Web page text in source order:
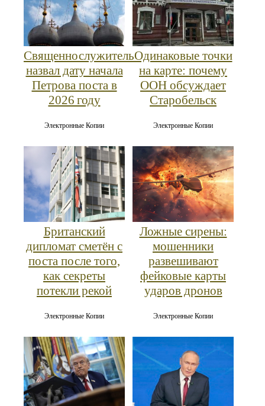
Священнослужитель
назвал дату начала
Петрова поста в
2026 году
Электронные Копии
Одинаковые точки
на карте: почему
ООН обсуждает
Старобельск
Электронные Копии
Британский
дипломат сметён с
поста после того,
как секреты
потекли рекой
Электронные Копии
Ложные сирены:
мошенники
развешивают
фейковые карты
ударов дронов
Электронные Копии